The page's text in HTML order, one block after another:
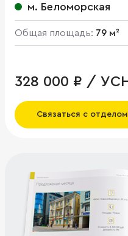
м. Беломорская
Общая площадь: 79 м²
328 000 ₽ / УСН
Связаться с